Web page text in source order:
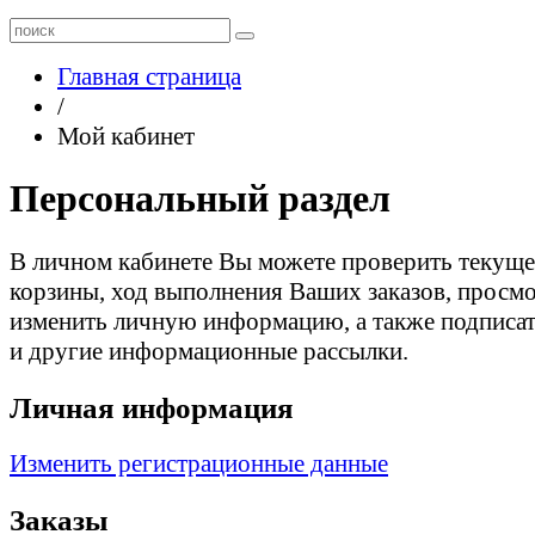
Главная страница
/
Мой кабинет
Персональный раздел
В личном кабинете Вы можете проверить
корзины, ход выполнения Ваших заказов,
изменить личную информацию, а также
и другие информационные рассылки.
Личная информация
Изменить регистрационные данные
Заказы